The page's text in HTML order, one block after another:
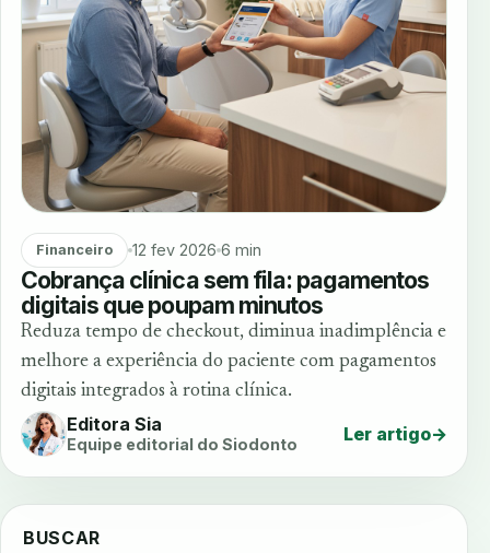
Financeiro 12 fev 2026 6 min
Cobrança clínica sem fila: pagamentos
digitais que poupam minutos
Reduza tempo de checkout, diminua inadimplência e
melhore a experiência do paciente com pagamentos
digitais integrados à rotina clínica.
Editora Sia
Equipe editorial do Siodonto Ler artigo→
BUSCAR